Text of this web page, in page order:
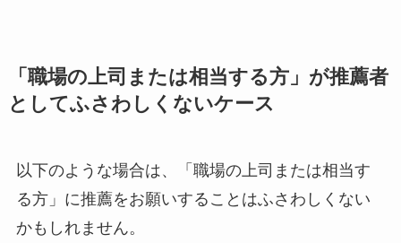
「職場の上司または相当する方」が推薦者
としてふさわしくないケース
以下のような場合は、「職場の上司または相当す
る方」に推薦をお願いすることはふさわしくない
かもしれません。